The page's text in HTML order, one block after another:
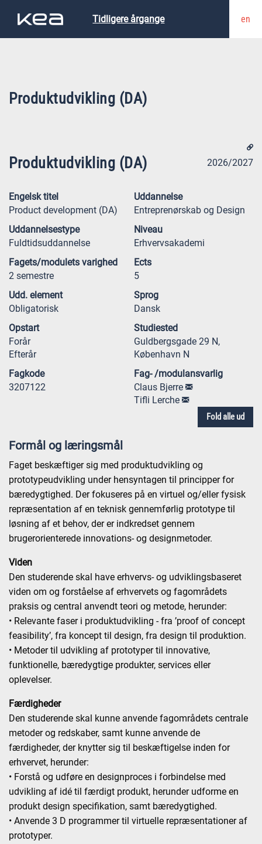
Tidligere årgange en
Produktudvikling (DA)
Produktudvikling (DA) 2026/2027
Engelsk titel
Product development (DA)
Uddannelse
Entreprenørskab og Design
Uddannelsestype
Fuldtidsuddannelse
Niveau
Erhvervsakademi
Fagets/modulets varighed
2 semestre
Ects
5
Udd. element
Obligatorisk
Sprog
Dansk
Opstart
Forår
Efterår
Studiested
Guldbergsgade 29 N,
København N
Fagkode
3207122
Fag- /modulansvarlig
Claus Bjerre
Tifli Lerche
Fold alle ud
Formål og læringsmål
Faget beskæftiger sig med produktudvikling og
prototypeudvikling under hensyntagen til principper for
bæredygtighed. Der fokuseres på en virtuel og/eller fysisk
repræsentation af en teknisk gennemførlig prototype til
løsning af et behov, der er indkredset gennem
brugerorienterede innovations- og designmetoder.
Viden
Den studerende skal have erhvervs- og udviklingsbaseret
viden om og forståelse af erhvervets og fagområdets
praksis og central anvendt teori og metode, herunder:
• Relevante faser i produktudvikling - fra ’proof of concept
feasibility’, fra koncept til design, fra design til produktion.
• Metoder til udvikling af prototyper til innovative,
funktionelle, bæredygtige produkter, services eller
oplevelser.
Færdigheder
Den studerende skal kunne anvende fagområdets centrale
metoder og redskaber, samt kunne anvende de
færdigheder, der knytter sig til beskæftigelse inden for
erhvervet, herunder:
• Forstå og udføre en designproces i forbindelse med
udvikling af idé til færdigt produkt, herunder udforme en
produkt design specifikation, samt bæredygtighed.
• Anvende 3 D programmer til virtuelle repræsentationer af
prototyper.